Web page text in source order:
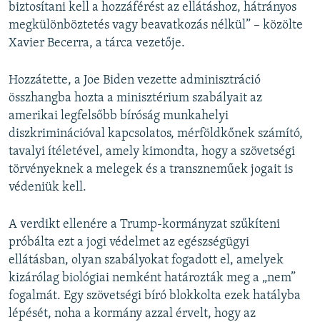
biztosítani kell a hozzáférést az ellátáshoz, hátrányos
megkülönböztetés vagy beavatkozás nélkül” – közölte
Xavier Becerra, a tárca vezetője.
Hozzátette, a Joe Biden vezette adminisztráció
összhangba hozta a minisztérium szabályait az
amerikai legfelsőbb bíróság munkahelyi
diszkriminációval kapcsolatos, mérföldkőnek számító,
tavalyi ítéletével, amely kimondta, hogy a szövetségi
törvényeknek a melegek és a transzneműek jogait is
védeniük kell.
A verdikt ellenére a Trump-kormányzat szűkíteni
próbálta ezt a jogi védelmet az egészségügyi
ellátásban, olyan szabályokat fogadott el, amelyek
kizárólag biológiai nemként határozták meg a „nem”
fogalmát. Egy szövetségi bíró blokkolta ezek hatályba
lépését, noha a kormány azzal érvelt, hogy az